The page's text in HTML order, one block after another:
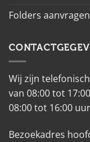
Folders aanvragen
Wij zijn
van 08:00 tot
08:00 tot 16:00
Bezoekadres